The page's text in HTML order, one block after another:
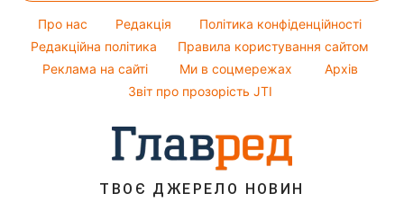
Віталій Козловський
Напої
Новини Полтави
Новини Дніпра
Новини Сум
Новини Тернополя
Новини Черкаси
Новини Житомира
Новини Рівного
Про нас Редакція
Політика конфіденційності
Редакційна політика
Правила користування сайтом
Реклама на сайті
Ми в соцмережах
Архів
Звіт про прозорість JTI
ТВОЄ ДЖЕРЕЛО НОВИН